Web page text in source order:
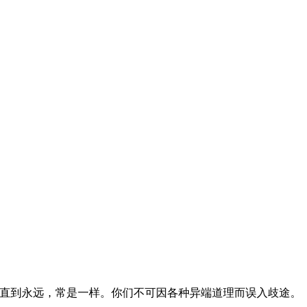
永远，常是一样。你们不可因各种异端道理而误入歧途。